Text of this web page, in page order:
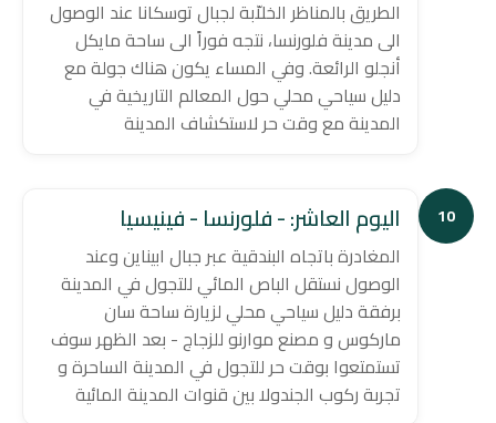
الطريق بالمناظر الخلاّبة لجبال توسكانا عند الوصول
الى مدينة فلورنسا، نتجه فوراً الى ساحة مايكل
أنجلو الرائعة. وفي المساء يكون هناك جولة مع
دليل سياحي محلي حول المعالم التاريخية في
المدينة مع وقت حر لاستكشاف المدينة
10 اليوم العاشر: - فلورنسا - فينيسيا
المغادرة باتجاه البندقية عبر جبال ابيناين وعند
الوصول نستقل الباص المائي للتجول في المدينة
برفقة دليل سياحي محلي لزيارة ساحة سان
ماركوس و مصنع موارنو للزجاج - بعد الظهر سوف
تستمتعوا بوقت حر للتجول في المدينة الساحرة و
تجربة ركوب الجندولا بين قنوات المدينة المائية